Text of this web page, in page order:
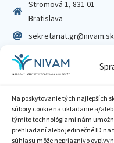
Na poskytovanie tých najlepších
súbory cookie na ukladanie a/
týmito technológiami nám
prehliadaní alebo jedinečné ID
súhlasu môže nepriaznivo
Stromová 1, 831 01
Bratislava
sekretariat.gr@nivam.sk
IČO: 00164348
DIČ: 2020798714
Zásady